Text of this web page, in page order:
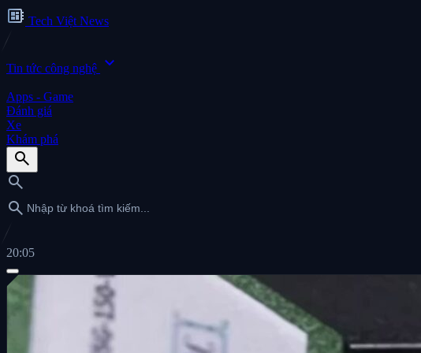
developer_board Tech Việt News
Tin tức công nghệ expand_more
Apps - Game
Đánh giá
Xe
Khám phá
search
search
search
20:05